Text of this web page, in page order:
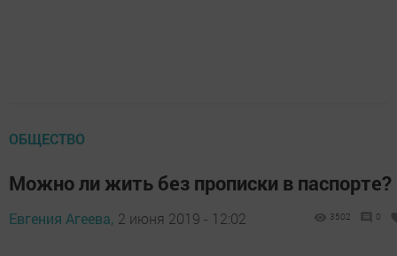
ОБЩЕСТВО
Можно ли жить без прописки в паспорте?
Евгения Агеева, 2 июня 2019 - 12:02 3502 0